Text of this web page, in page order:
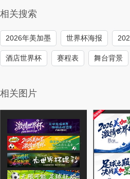
相关搜索
2026年美加墨 世界杯海报
酒店世界杯 赛程表 舞台背景
相关图片